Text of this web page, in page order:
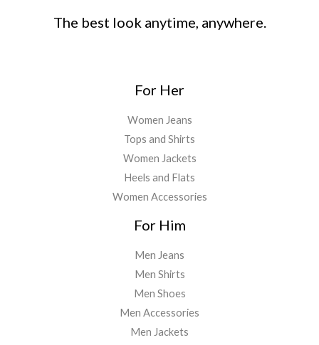
The best look anytime, anywhere.
For Her
Women Jeans
Tops and Shirts
Women Jackets
Heels and Flats
Women Accessories
For Him
Men Jeans
Men Shirts
Men Shoes
Men Accessories
Men Jackets